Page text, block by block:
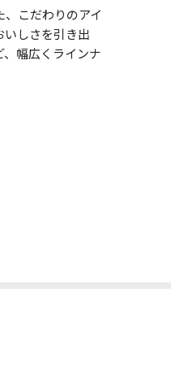
、こだわりのアイ
しさを引き出
幅広くラインナ